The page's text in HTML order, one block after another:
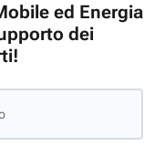
ed Energia
dei